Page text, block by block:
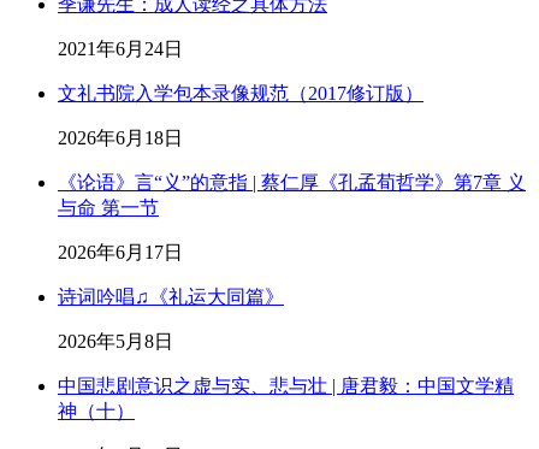
季谦先生：成人读经之具体方法
2021年6月24日
文礼书院入学包本录像规范（2017修订版）
2026年6月18日
《论语》言“义”的意指 | 蔡仁厚《孔孟荀哲学》第7章 义
与命 第一节
2026年6月17日
诗词吟唱♫《礼运大同篇》
2026年5月8日
中国悲剧意识之虚与实、悲与壮 | 唐君毅：中国文学精
神（十）